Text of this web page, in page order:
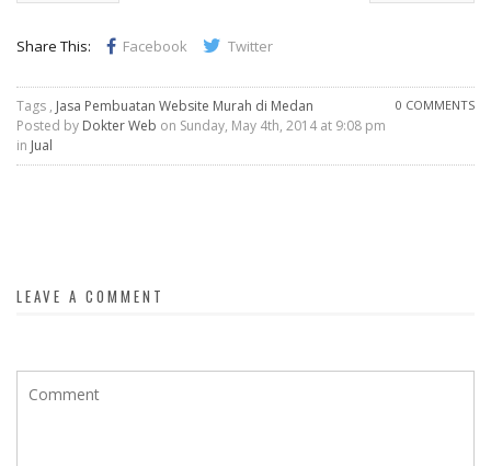
Share This: Facebook Twitter
0 COMMENTS
Tags , Jasa Pembuatan Website Murah di Medan
Posted by Dokter Web on Sunday, May 4th, 2014 at 9:08 pm
in Jual
LEAVE A COMMENT